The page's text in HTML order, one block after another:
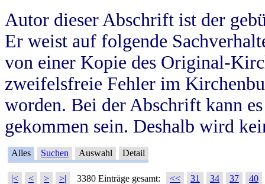
Autor dieser Abschrift ist der
Er weist auf folgende
von einer Kopie des Original-
zweifelsfreie Fehler im
worden. Bei der Abschrift kann
gekommen sein. Deshalb wird
Alles Suchen Auswahl Detail
|< < > >| 3380 Einträge gesamt: << 31 34 37
40